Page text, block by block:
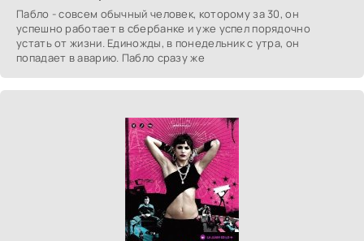
Пабло - совсем обычный человек, которому за 30, он
успешно работает в сбербанке и уже успел порядочно
устать от жизни. Единожды, в понедельник с утра, он
попадает в аварию. Пабло сразу же